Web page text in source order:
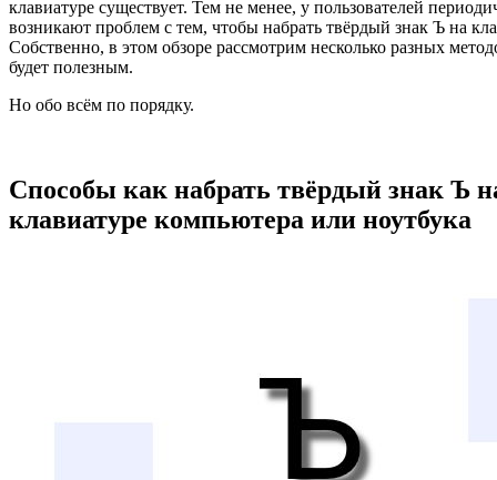
клавиатуре существует. Тем не менее, у пользователей
возникают проблем с тем, чтобы набрать твёрдый знак Ъ на
Собственно, в этом обзоре рассмотрим несколько разных
будет полезным.
Но обо всём по порядку.
Способы как набрать твёрдый знак Ъ
клавиатуре компьютера или ноутбука